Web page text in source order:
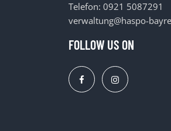
Telefon: 0921 5087291
verwaltung@haspo-
FOLLOW US ON